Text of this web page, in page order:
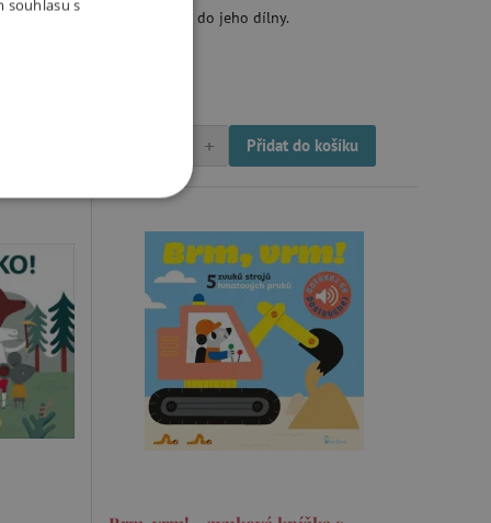
tedy podívat do jeho dílny.
+ Přidat do košíku
souhlasu s
Webové stránky nelze
bylo možné podávat